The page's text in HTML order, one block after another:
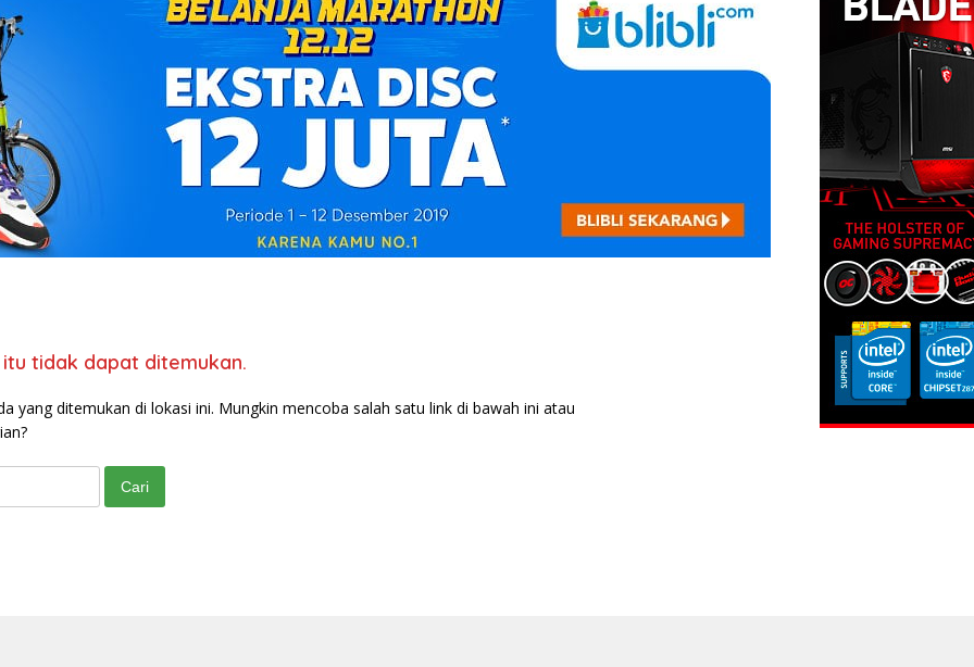
itu tidak dapat ditemukan.
yang ditemukan di lokasi ini. Mungkin mencoba salah satu link di bawah ini atau